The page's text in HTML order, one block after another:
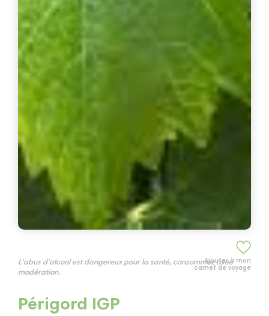
Ajouter à mon
carnet de voyage
L'abus d'alcool est dangereux pour la santé, consommez avec
modération.
Périgord IGP